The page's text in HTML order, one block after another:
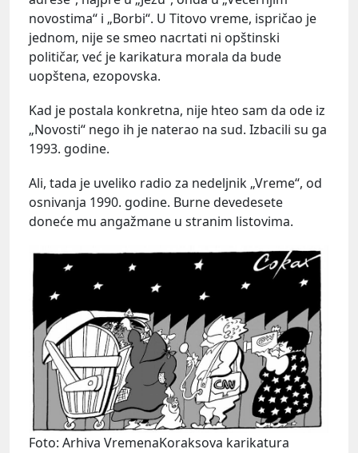
novostima“ i „Borbi“. U Titovo vreme, ispričao je
jednom, nije se smeo nacrtati ni opštinski
političar, već je karikatura morala da bude
uopštena, ezopovska.
Kad je postala konkretna, nije hteo sam da ode iz
„Novosti“ nego ih je naterao na sud. Izbacili su ga
1993. godine.
Ali, tada je uveliko radio za nedeljnik „Vreme“, od
osnivanja 1990. godine. Burne devedesete
doneće mu angažmane u stranim listovima.
Foto: Arhiva VremenaKoraksova karikatura